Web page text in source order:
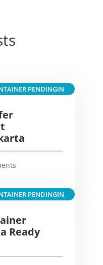
PENDINGIN
Ready
PENDINGIN